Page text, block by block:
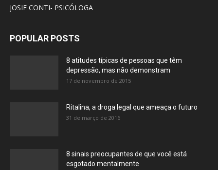
JOSIE CONTI- PSICÓLOGA
POPULAR POSTS
8 atitudes típicas de pessoas que têm
depressão, mas não demonstram
17 de novembro de 2015
Ritalina, a droga legal que ameaça o futuro
31 de março de 2016
8 sinais preocupantes de que você está
esgotado mentalmente